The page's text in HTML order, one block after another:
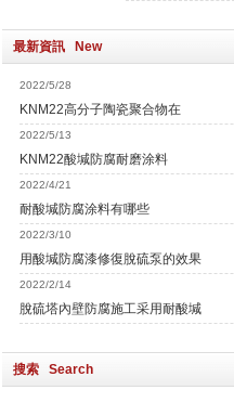
最新資訊 New
2022/5/28
KNM22高分子陶瓷聚合物在
2022/5/13
KNM22酸堿防腐耐磨涂料
2022/4/21
耐酸堿防腐涂料有哪些
2022/3/10
用酸堿防腐漆修復脫硫泵的效果
2022/2/14
脫硫塔內壁防腐施工采用耐酸堿
搜索 Search